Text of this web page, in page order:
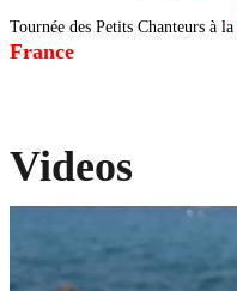
Tournée des Petits Chanteurs à la
France
Videos